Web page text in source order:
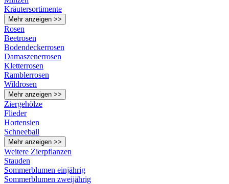
Kräutersortimente
Mehr anzeigen >>
Rosen
Beetrosen
Bodendeckerrosen
Damaszenerrosen
Kletterrosen
Ramblerrosen
Wildrosen
Mehr anzeigen >>
Ziergehölze
Flieder
Hortensien
Schneeball
Mehr anzeigen >>
Weitere Zierpflanzen
Stauden
Sommerblumen einjährig
Sommerblumen zweijährig